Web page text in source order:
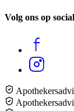
Volg ons op